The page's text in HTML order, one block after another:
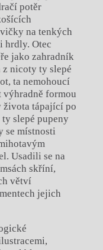
potěr
na tenkých
hrdly. Otec
jako zahradník
nicoty ty slepé
ta nemohoucí
formou
tápající po
slepé pupeny
se místnosti
Usadili se na
skříní,
větví
jejich